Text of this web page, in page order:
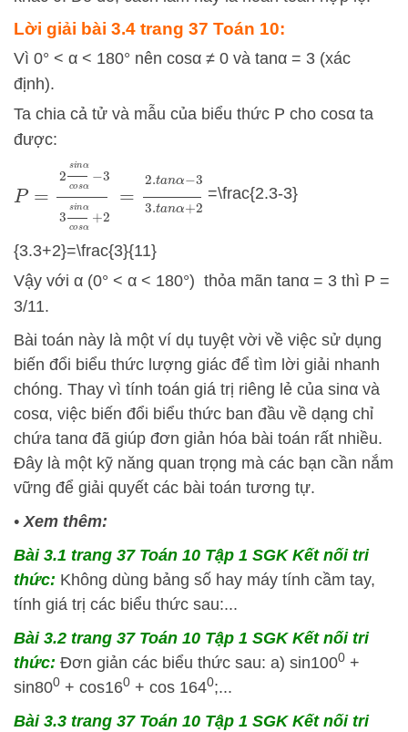
Lời giải bài 3.4 trang 37 Toán 10:
Vì 0° < α < 180° nên cosα ≠ 0 và tanα = 3 (xác
định).
Ta chia cả tử và mẫu của biểu thức P cho cosα ta
được:
sinαcos 3 3sin αc
=\frac{2.3-3}
{3.3+2}=\frac{3}{11}
Vậy với α (0° < α < 180°) thỏa mãn tanα = 3 thì P =
3/11.
Bài toán này là một ví dụ tuyệt vời về việc sử dụng
biến đổi biểu thức lượng giác để tìm lời giải nhanh
chóng. Thay vì tính toán giá trị riêng lẻ của sinα và
cosα, việc biến đổi biểu thức ban đầu về dạng chỉ
chứa tanα đã giúp đơn giản hóa bài toán rất nhiều.
Đây là một kỹ năng quan trọng mà các bạn cần nắm
vững để giải quyết các bài toán tương tự.
• Xem thêm:
Bài 3.1 trang 37 Toán 10 Tập 1 SGK Kết nối tri
thức: Không dùng bảng số hay máy tính cầm tay,
tính giá trị các biểu thức sau:...
Bài 3.2 trang 37 Toán 10 Tập 1 SGK Kết nối tri
thức: Đơn giản các biểu thức sau: a) sin1000 +
sin800 + cos160 + cos 1640;...
Bài 3.3 trang 37 Toán 10 Tập 1 SGK Kết nối tri